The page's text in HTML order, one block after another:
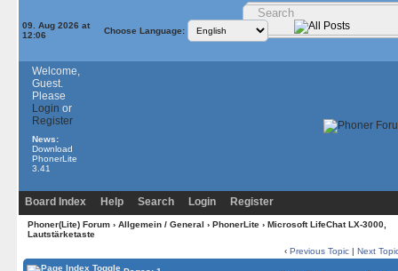
09. Aug 2026 at
12:06
Choose Language:
Welcome,
Guest.
Please
Login or
Register
News:
Download
PhonerLite
3.41
Board Index Help Search Login Register
Phoner(Lite) Forum› Allgemein / General › PhonerLite› Microsoft LifeChat LX-3000,
Lautstärketaste
‹ Previous Topic | Next